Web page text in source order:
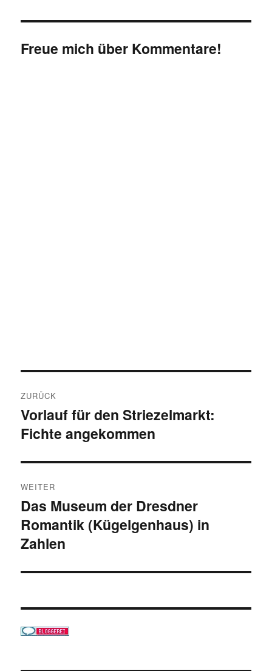
Freue mich über Kommentare!
ZURÜCK
Vorheriger
Beitrag:
Vorlauf für den Striezelmarkt:
Fichte angekommen
WEITER
Nächster
Beitrag:
Das Museum der Dresdner
Romantik (Kügelgenhaus) in
Zahlen